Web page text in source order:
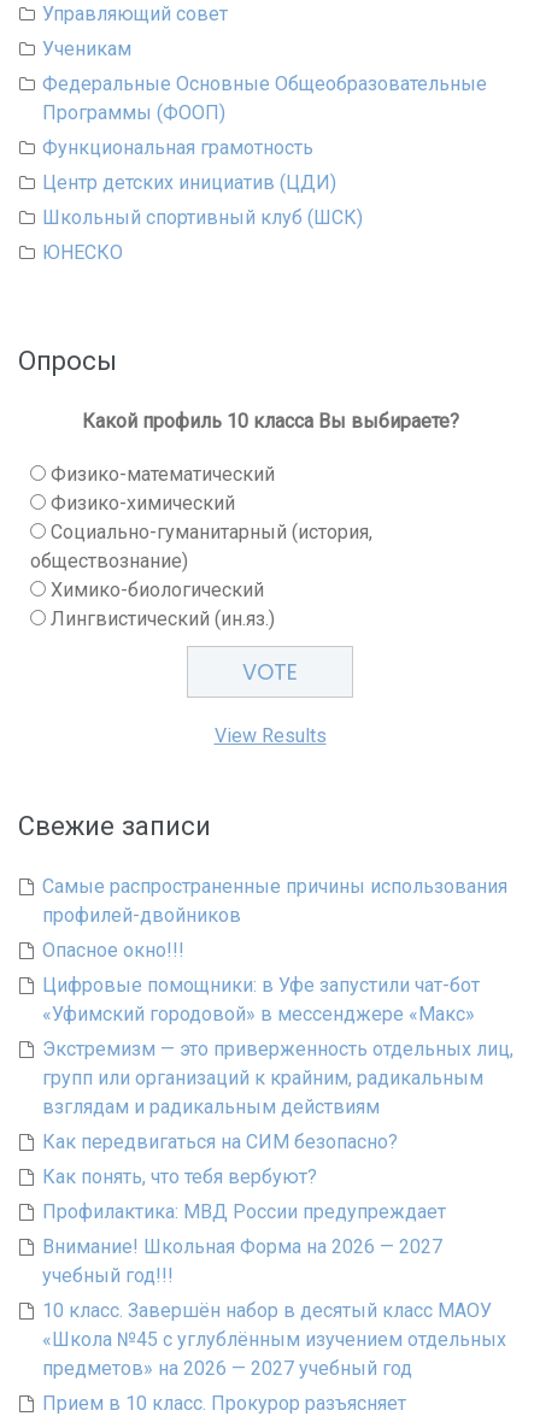
Управляющий совет
Ученикам
Федеральные Основные Общеобразовательные
Программы (ФООП)
Функциональная грамотность
Центр детских инициатив (ЦДИ)
Школьный спортивный клуб (ШСК)
ЮНЕСКО
Опросы
Какой профиль 10 класса Вы выбираете?
Физико-математический
Физико-химический
Социально-гуманитарный (история,
обществознание)
Химико-биологический
Лингвистический (ин.яз.)
View Results
Свежие записи
Самые распространенные причины использования
профилей-двойников
Опасное окно!!!
Цифровые помощники: в Уфе запустили чат-бот
«Уфимский городовой» в мессенджере «Макс»
Экстремизм — это приверженность отдельных лиц,
групп или организаций к крайним, радикальным
взглядам и радикальным действиям
Как передвигаться на СИМ безопасно?
Как понять, что тебя вербуют?
Профилактика: МВД России предупреждает
Внимание! Школьная Форма на 2026 — 2027
учебный год!!!
10 класс. Завершён набор в десятый класс МАОУ
«Школа №45 с углублённым изучением отдельных
предметов» на 2026 — 2027 учебный год
Прием в 10 класс. Прокурор разъясняет